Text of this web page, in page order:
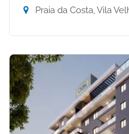
Praia da Costa, Vila